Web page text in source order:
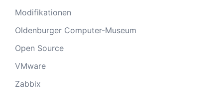
Modifikationen
Oldenburger Computer-Museum
Open Source
VMware
Zabbix